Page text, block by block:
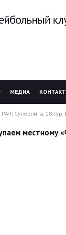
МЕДИА
PARI Суперлига. 18
местному